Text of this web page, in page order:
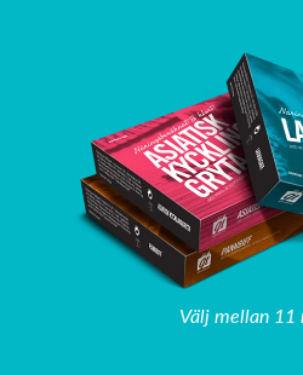
Välj mellan